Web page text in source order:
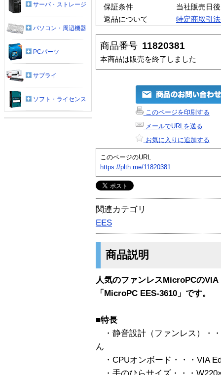
保証条件
当社販売日
返品について
特定商取引
商品番号 11820381
本商品は販売を終了しました
このページを印刷する
メールでURLを送る
お気に入りに追加する
このページのURL
https://plth.me/11820381
関連カテゴリ
EES
商品説明
人気のファンレスMicroPCの
「MicroPC EES-3610」です。
■特長
・静音設計（ファンレス）・
ん
・CPUオンボード・・・VIA
サーバ・ストレージ
パソコン・周辺機器
PCパーツ
サプライ
ソフト・ライセンス